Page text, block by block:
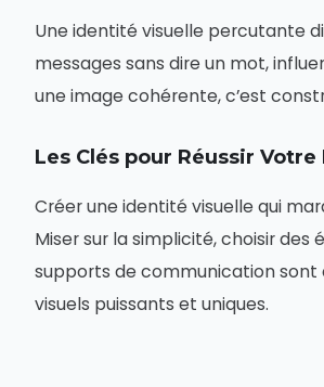
Une identité visuelle percutante
messages sans dire un mot,
une image cohérente, c’est
Les Clés pour Réussir
Créer une identité visuelle qui
Miser sur la simplicité, choisir
supports de communication sont
visuels puissants et uniques.